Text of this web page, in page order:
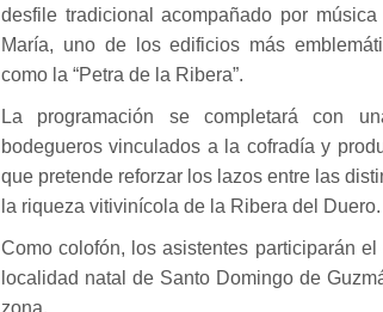
desfile tradicional acompañado por
María, uno de los edificios más
como la “Petra de la Ribera”.
La programación se completará con
bodegueros vinculados a la cofradía y
que pretende reforzar los lazos entre las
la riqueza vitivinícola de la Ribera del Duero.
Como colofón, los asistentes participarán
localidad natal de Santo Domingo de
zona.